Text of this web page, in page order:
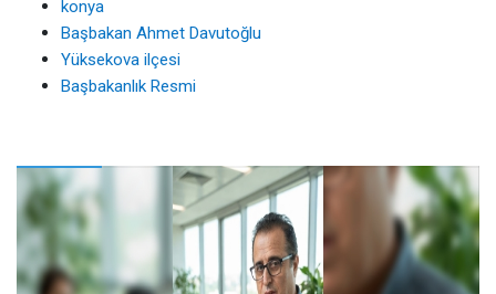
konya
Başbakan Ahmet Davutoğlu
Yüksekova ilçesi
Başbakanlık Resmi